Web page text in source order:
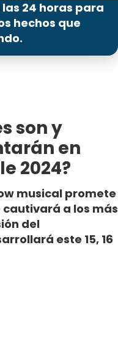
24 horas para
hechos que
son y
en
2024?
musical promete
a los más
del
este 15, 16